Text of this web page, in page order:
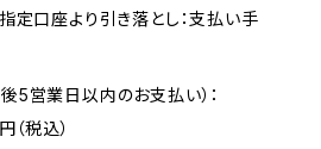
定口座より引き落とし：支払い手
5営業日以内のお支払い）：
税込）